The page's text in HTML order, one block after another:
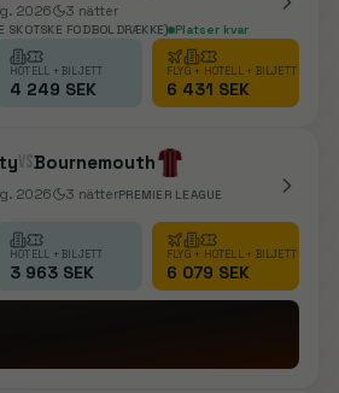
2026 3 nätter
SKOTSKE FODBOLDRÆKKE) Platser kvar
HOTELL + BILJETT
4 249 SEK
FLYG + HOTELL + BILJETT
6 431 SEK
vsBournemouth
2026 3 nätterPREMIER LEAGUE
HOTELL + BILJETT
3 963 SEK
FLYG + HOTELL + BILJETT
6 079 SEK